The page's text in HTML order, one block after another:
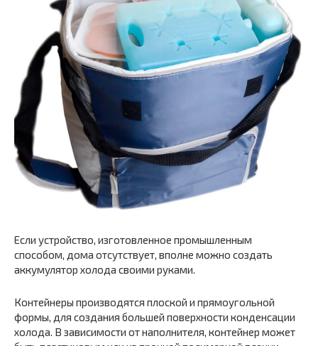
Если устройство, изготовленное промышленным
способом, дома отсутствует, вполне можно создать
аккумулятор холода своими руками.
Контейнеры производятся плоской и прямоугольной
формы, для создания большей поверхности конденсации
холода. В зависимости от наполнителя, контейнер может